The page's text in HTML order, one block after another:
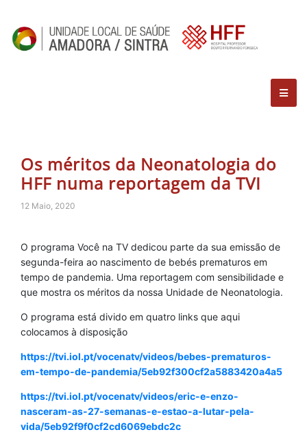
Os méritos da Neonatologia do
HFF numa reportagem da TVI
12 Maio, 2020
O programa Você na TV dedicou parte da sua emissão de
segunda-feira ao nascimento de bebés prematuros em
tempo de pandemia. Uma reportagem com sensibilidade e
que mostra os méritos da nossa Unidade de Neonatologia.
O programa está divido em quatro links que aqui
colocamos à disposição
https://tvi.iol.pt/vocenatv/videos/bebes-prematuros-
em-tempo-de-pandemia/5eb92f300cf2a5883420a4a5
https://tvi.iol.pt/vocenatv/videos/eric-e-enzo-
nasceram-as-27-semanas-e-estao-a-lutar-pela-
vida/5eb92f9f0cf2cd6069ebdc2c